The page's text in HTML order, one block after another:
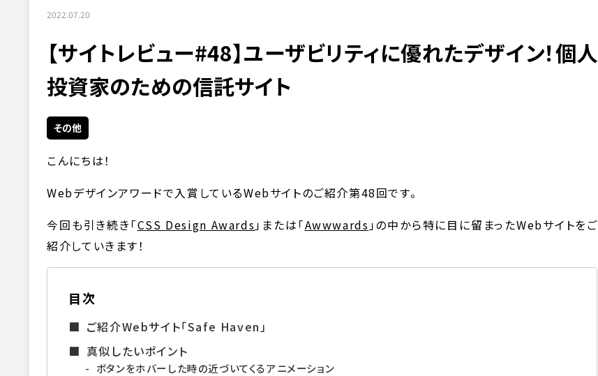
2022.07.20
【サイトレビュー#48】ユーザビリティに優れたデザイン！個人
投資家のための信託サイト
その他
こんにちは！
Webデザインアワードで入賞しているWebサイトのご紹介第48回です。
今回も引き続き「CSS Design Awards」または「Awwwards」の中から特に目に留まったWebサイトをご
紹介していきます！
目次
ご紹介Webサイト「Safe Haven」
真似したいポイント
ボタンをホバーした時の近づいてくるアニメーション